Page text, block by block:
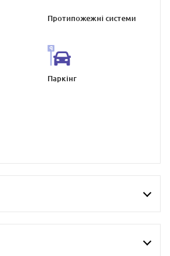
Протипожежнi системи
Паркiнг